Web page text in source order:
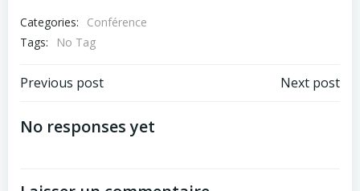
Categories:
Conférence
Tags:
No Tag
Post
navigation
Previous post Next post
No responses yet